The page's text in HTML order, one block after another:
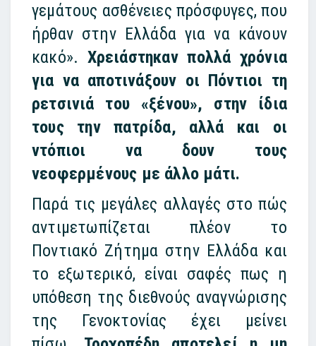
γεμάτους ασθένειες πρόσφυγες, που
ήρθαν στην Ελλάδα για να κάνουν
κακό». Χρειάστηκαν πολλά χρόνια
για να αποτινάξουν οι Πόντιοι τη
ρετσινιά του «ξένου», στην ίδια
τους την πατρίδα, αλλά και οι
ντόπιοι να δουν τους
νεοφερμένους με άλλο μάτι.
Παρά τις μεγάλες αλλαγές στο πώς
αντιμετωπίζεται πλέον το
Ποντιακό Ζήτημα στην Ελλάδα και
το εξωτερικό, είναι σαφές πως η
υπόθεση της διεθνούς αναγνώρισης
της Γενοκτονίας έχει μείνει